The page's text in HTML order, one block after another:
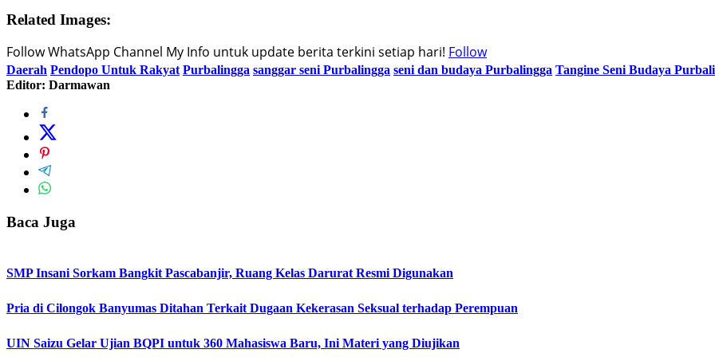
Related Images:
Follow WhatsApp Channel My Info untuk update berita terkini setiap hari! Follow
Daerah Pendopo Untuk Rakyat Purbalingga sanggar seni Purbalingga seni dan budaya Purbalingga Tangine Seni Budaya
Editor: Darmawan
Baca Juga
SMP Insani Sorkam Bangkit Pascabanjir, Ruang Kelas Darurat Resmi Digunakan
Pria di Cilongok Banyumas Ditahan Terkait Dugaan Kekerasan Seksual terhadap Perempuan
UIN Saizu Gelar Ujian BQPI untuk 360 Mahasiswa Baru, Ini Materi yang Diujikan